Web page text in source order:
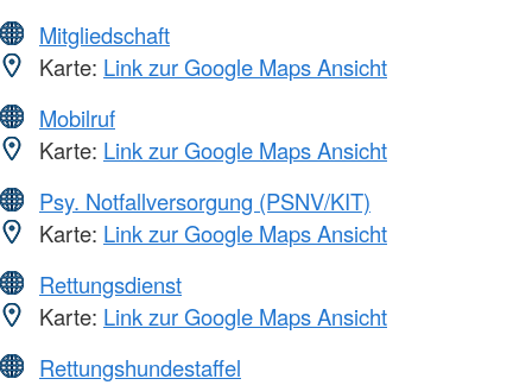
Mitgliedschaft
Karte: Link zur Google Maps Ansicht
Mobilruf
Karte: Link zur Google Maps Ansicht
Psy. Notfallversorgung (PSNV/KIT)
Karte: Link zur Google Maps Ansicht
Rettungsdienst
Karte: Link zur Google Maps Ansicht
Rettungshundestaffel